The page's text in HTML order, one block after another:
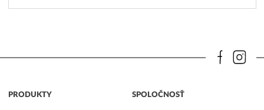
PRODUKTY SPOLOČNOSŤ